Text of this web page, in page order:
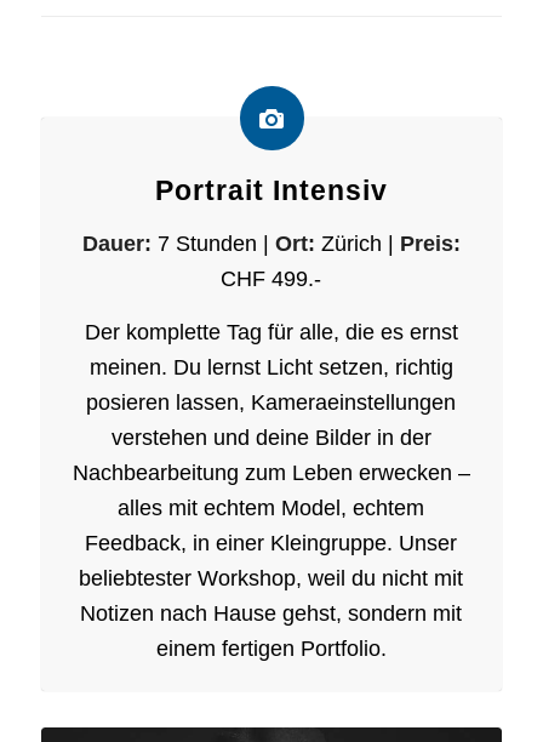
Portrait Intensiv
Dauer: 7 Stunden | Ort: Zürich | Preis:
CHF 499.-
Der komplette Tag für alle, die es ernst
meinen. Du lernst Licht setzen, richtig
posieren lassen, Kameraeinstellungen
verstehen und deine Bilder in der
Nachbearbeitung zum Leben erwecken –
alles mit echtem Model, echtem
Feedback, in einer Kleingruppe. Unser
beliebtester Workshop, weil du nicht mit
Notizen nach Hause gehst, sondern mit
einem fertigen Portfolio.